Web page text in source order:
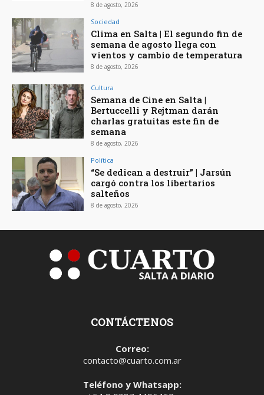
8 de agosto, 2026
Sociedad
Clima en Salta | El segundo fin de
semana de agosto llega con
vientos y cambio de temperatura
8 de agosto, 2026
Cultura
Semana de Cine en Salta |
Bertuccelli y Rejtman darán
charlas gratuitas este fin de
semana
8 de agosto, 2026
Política
“Se dedican a destruir” | Jarsún
cargó contra los libertarios
salteños
8 de agosto, 2026
CONTÁCTENOS
Correo:
contacto@cuarto.com.ar
Teléfono y Whatsapp: